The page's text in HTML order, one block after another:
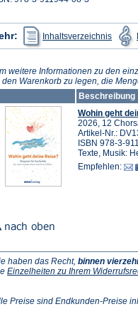
Inhaltsverzeichnis
(Öffnet
in
einem
Tab)
weitere Informationen zu den
den Warenkorb zu legen, die
Beschreibung
Wohin geht
2026, 12
Artikel-Nr.:
ISBN 978-3-
Texte, Musik:
Empfehlen:
haben das Recht, binnen
Einzelheiten zu Ihrem
Preise sind Endkunden-Preise